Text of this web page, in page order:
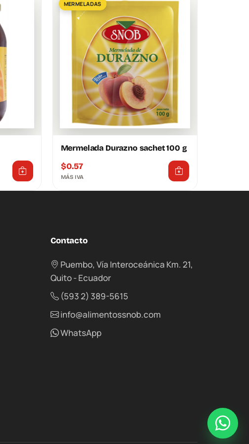
MERMELADAS
Mermelada Durazno sachet 100 g
$0.57
MÁS IVA
Contacto
Puembo, Vía Interoceánica Km. 21,
Quito - Ecuador
(593 2) 389-5615
info@alimentossnob.com
WhatsApp